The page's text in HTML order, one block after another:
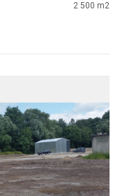
2 500 m2